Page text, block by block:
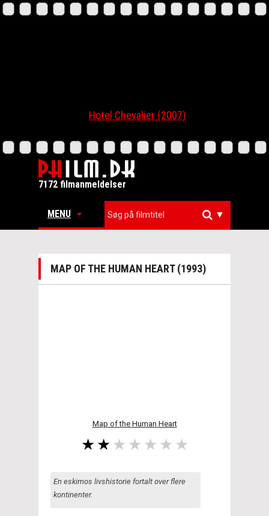
Hotel Chevalier (2007)
7172 filmanmeldelser
MENU ▼
MAP OF THE HUMAN HEART (1993)
Map of the Human Heart
En eskimos livshistorie fortalt over flere
kontinenter.